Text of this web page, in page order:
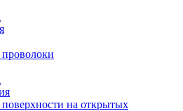
на открытых